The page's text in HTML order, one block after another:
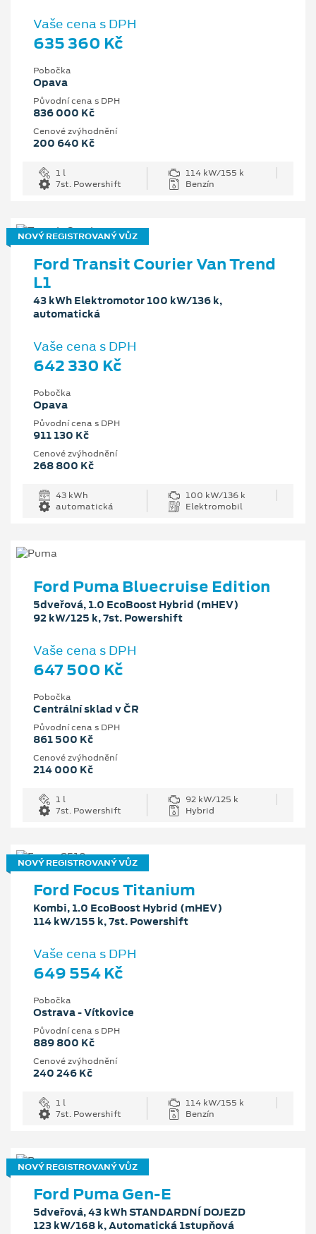
Vaše cena s DPH
635 360 Kč
Pobočka
Opava
Původní cena s DPH
836 000 Kč
Cenové zvýhodnění
200 640 Kč
1 l
114 kW/155 k
7st. Powershift
Benzín
NOVÝ REGISTROVANÝ VŮZ
Ford Transit Courier Van Trend
L1
43 kWh Elektromotor 100 kW/136 k,
automatická
Vaše cena s DPH
642 330 Kč
Pobočka
Opava
Původní cena s DPH
911 130 Kč
Cenové zvýhodnění
268 800 Kč
43 kWh
100 kW/136 k
automatická
Elektromobil
Ford Puma Bluecruise Edition
5dveřová, 1.0 EcoBoost Hybrid (mHEV)
92 kW/125 k, 7st. Powershift
Vaše cena s DPH
647 500 Kč
Pobočka
Centrální sklad v ČR
Původní cena s DPH
861 500 Kč
Cenové zvýhodnění
214 000 Kč
1 l
92 kW/125 k
7st. Powershift
Hybrid
NOVÝ REGISTROVANÝ VŮZ
Ford Focus Titanium
Kombi, 1.0 EcoBoost Hybrid (mHEV)
114 kW/155 k, 7st. Powershift
Vaše cena s DPH
649 554 Kč
Pobočka
Ostrava - Vítkovice
Původní cena s DPH
889 800 Kč
Cenové zvýhodnění
240 246 Kč
1 l
114 kW/155 k
7st. Powershift
Benzín
NOVÝ REGISTROVANÝ VŮZ
Ford Puma Gen-E
5dveřová, 43 kWh STANDARDNÍ DOJEZD
123 kW/168 k, Automatická 1stupňová